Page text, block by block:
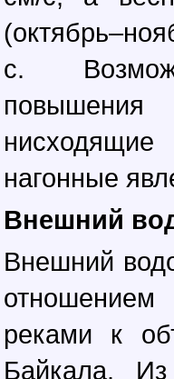
с.
повышения
нагонные
Внешний
Внешний
реками к
Байкала. Из